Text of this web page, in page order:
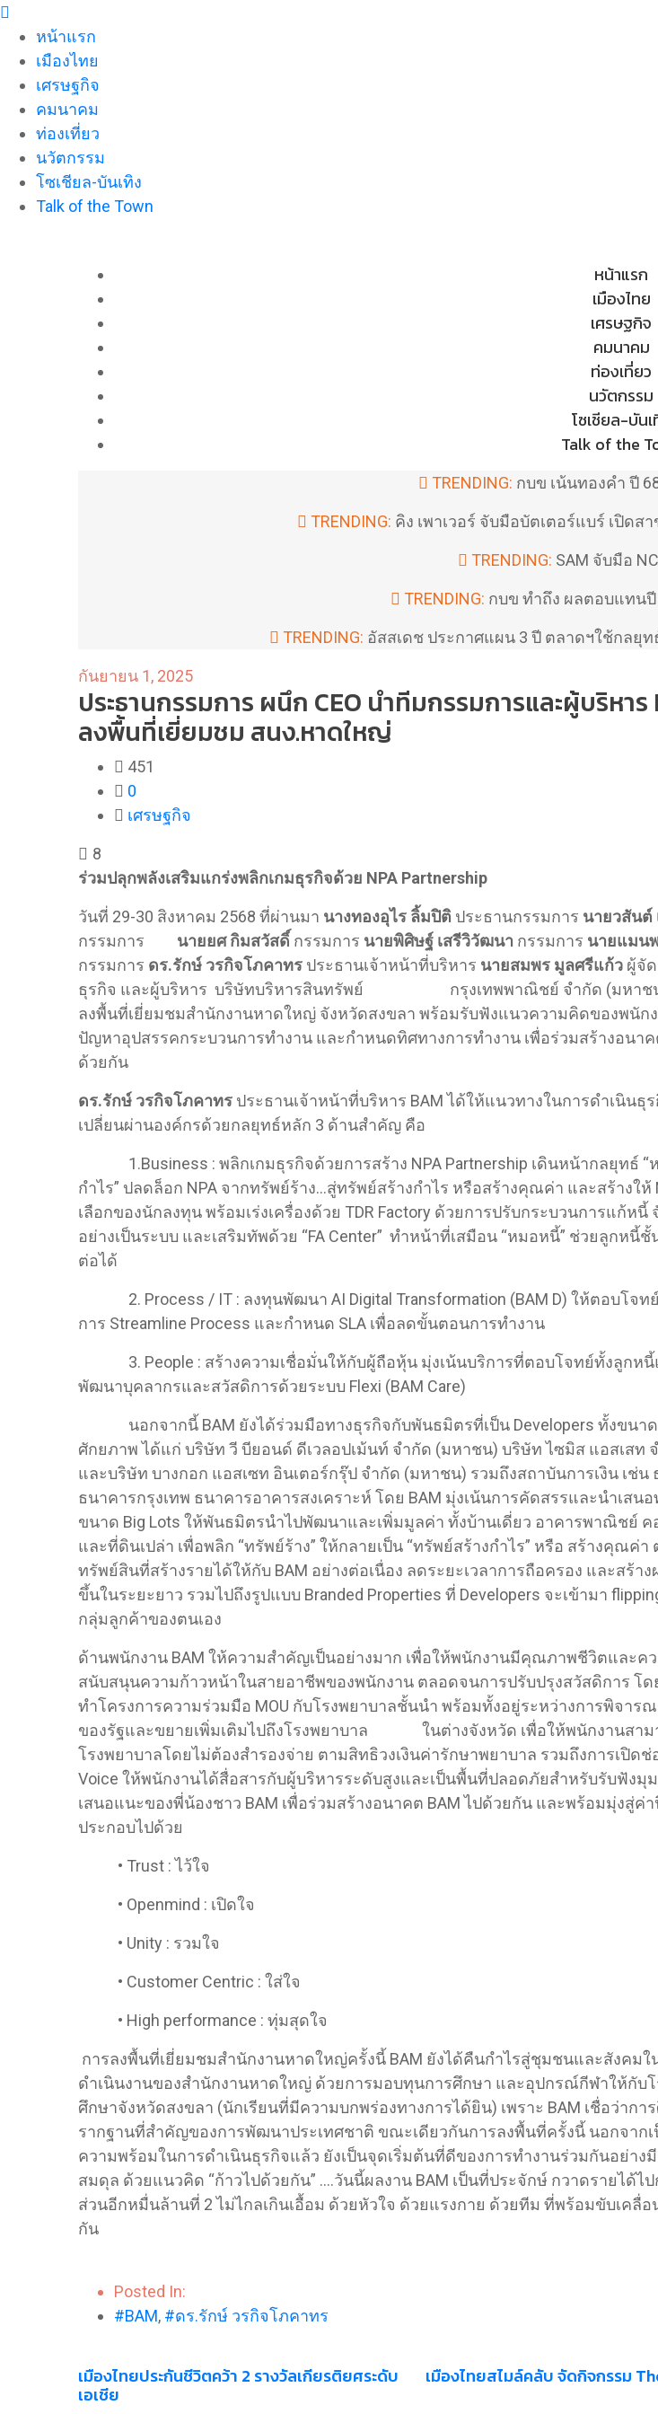
Skip
the
content
หน้าแรก
เมืองไทย
เศรษฐกิจ
คมนาคม
ท่องเที่ยว
นวัตกรรม
โซเชียล-บันเทิง
Talk of the Town
หน้าแรก
เมืองไทย
เศรษฐกิจ
คมนาคม
ท่องเที่ยว
นวัตกรรม
โซเชียล-บันเ
Talk of the
TRENDING: กบข เน้นทองคำ ปี
TRENDING: คิง เพาเวอร์ จับมือบัตเตอร์แบร์ เปิด
TRENDING: SAM จับมือ
TRENDING: กบข ทำถึง ผลตอบแทนปี
TRENDING: อัสสเดช ประกาศแผน 3 ปี ตลาดฯใช้กลยุท
กันยายน 1, 2025
ประธานกรรมการ ผนึก CEO นำทีมกรรมการและผู้บริหาร
ลงพื้นที่เยี่ยมชม สนง.หาดใหญ่
451
0
เศรษฐกิจ
8
ร่วมปลุกพลังเสริมแกร่งพลิกเกมธุรกิจด้วย NPA Partnership
วันที่ 29-30 สิงหาคม 2568 ที่ผ่านมา นางทองอุไร ลิ้มปิติ ประธานกรรมการ นายวสันต์
กรรมการ นายยศ กิมสวัสดิ์ กรรมการ นายพิศิษฐ์ เสรีวิวัฒนา กรรมการ นายแมน
กรรมการ ดร.รักษ์ วรกิจโภคาทร ประธานเจ้าหน้าที่บริหาร นายสมพร มูลศรีแก้ว ผู้จั
ธุรกิจ และผู้บริหาร บริษัทบริหารสินทรัพย์ กรุงเทพพาณิชย์ จำกัด (มหาชน)
ลงพื้นที่เยี่ยมชมสำนักงานหาดใหญ่ จังหวัดสงขลา พร้อมรับฟังแนวความคิดของพนัก
ปัญหาอุปสรรคกระบวนการทำงาน และกำหนดทิศทางการทำงาน เพื่อร่วมสร้าง
ด้วยกัน
ดร.รักษ์ วรกิจโภคาทร ประธานเจ้าหน้าที่บริหาร BAM ได้ให้แนวทางในการดำเนินธุ
เปลี่ยนผ่านองค์กรด้วยกลยุทธ์หลัก 3 ด้านสำคัญ คือ
1.Business : พลิกเกมธุรกิจด้วยการสร้าง NPA Partnership เดินหน้ากลยุทธ์ “
กำไร” ปลดล็อก NPA จากทรัพย์ร้าง…สู่ทรัพย์สร้างกำไร หรือสร้างคุณค่า และสร้างให้
เลือกของนักลงทุน พร้อมเร่งเครื่องด้วย TDR Factory ด้วยการปรับกระบวนการแก้ห
อย่างเป็นระบบ และเสริมทัพด้วย “FA Center” ทำหน้าที่เสมือน “หมอหนี้” ช่วยลูกหนี้
ต่อได้
2. Process / IT : ลงทุนพัฒนา AI Digital Transformation (BAM D) ให้ตอบโจท
การ Streamline Process และกำหนด SLA เพื่อลดขั้นตอนการทำงาน
3. People : สร้างความเชื่อมั่นให้กับผู้ถือหุ้น มุ่งเน้นบริการที่ตอบโจทย์ทั้งลูกหนี้
พัฒนาบุคลากรและสวัสดิการด้วยระบบ Flexi (BAM Care)
นอกจากนี้ BAM ยังได้ร่วมมือทางธุรกิจกับพันธมิตรที่เป็น Developers ทั้งขนาด
ศักยภาพ ได้แก่ บริษัท วี บียอนด์ ดีเวลอปเม้นท์ จำกัด (มหาชน) บริษัท ไซมิส แอสเสท
และบริษัท บางกอก แอสเซท อินเตอร์กรุ๊ป จำกัด (มหาชน) รวมถึงสถาบันการเงิน เช่น
ธนาคารกรุงเทพ ธนาคารอาคารสงเคราะห์ โดย BAM มุ่งเน้นการคัดสรรและนำเสนอ
ขนาด Big Lots ให้พันธมิตรนำไปพัฒนาและเพิ่มมูลค่า ทั้งบ้านเดี่ยว อาคารพาณิชย์ ค
และที่ดินเปล่า เพื่อพลิก “ทรัพย์ร้าง” ให้กลายเป็น “ทรัพย์สร้างกำไร” หรือ สร้างคุณค่า
ทรัพย์สินที่สร้างรายได้ให้กับ BAM อย่างต่อเนื่อง ลดระยะเวลาการถือครอง และสร้า
ขึ้นในระยะยาว รวมไปถึงรูปแบบ Branded Properties ที่ Developers จะเข้ามา
กลุ่มลูกค้าของตนเอง
ด้านพนักงาน BAM ให้ความสำคัญเป็นอย่างมาก เพื่อให้พนักงานมีคุณภาพชีวิตและค
สนับสนุนความก้าวหน้าในสายอาชีพของพนักงาน ตลอดจนการปรับปรุงสวัสดิการ โ
ทำโครงการความร่วมมือ MOU กับโรงพยาบาลชั้นนำ พร้อมทั้งอยู่ระหว่างการพิจาร
ของรัฐและขยายเพิ่มเติมไปถึงโรงพยาบาล ในต่างจังหวัด เพื่อให้พนักงานสาม
โรงพยาบาลโดยไม่ต้องสำรองจ่าย ตามสิทธิวงเงินค่ารักษาพยาบาล รวมถึงการเปิดช่
Voice ให้พนักงานได้สื่อสารกับผู้บริหารระดับสูงและเป็นพื้นที่ปลอดภัยสำหรับรับฟังมุ
เสนอแนะของพี่น้องชาว BAM เพื่อร่วมสร้างอนาคต BAM ไปด้วยกัน และพร้อมมุ่งสู่ค่า
ประกอบไปด้วย
​• Trust : ไว้ใจ
​• Openmind : เปิดใจ
​• Unity : รวมใจ
​• Customer Centric : ใส่ใจ
​• High performance : ทุ่มสุดใจ
การลงพื้นที่เยี่ยมชมสำนักงานหาดใหญ่ครั้งนี้ BAM ยังได้คืนกำไรสู่ชุมชนและสังคม
ดำเนินงานของสำนักงานหาดใหญ่ ด้วยการมอบทุนการศึกษา และอุปกรณ์กีฬาให้กับโ
ศึกษาจังหวัดสงขลา (นักเรียนที่มีความบกพร่องทางการได้ยิน) เพราะ BAM เชื่อว่ากา
รากฐานที่สำคัญของการพัฒนาประเทศชาติ ขณะเดียวกันการลงพื้นที่ครั้งนี้ นอกจากเ
ความพร้อมในการดำเนินธุรกิจแล้ว ยังเป็นจุดเริ่มต้นที่ดีของการทำงานร่วมกันอย่าง
สมดุล ด้วยแนวคิด “ก้าวไปด้วยกัน” ….วันนี้ผลงาน BAM เป็นที่ประจักษ์ กวาดรายได้ไ
ส่วนอีกหมื่นล้านที่ 2 ไม่ไกลเกินเอื้อม ด้วยหัวใจ ด้วยแรงกาย ด้วยทีม ที่พร้อมขับเคลื่อ
กัน
Posted In:
#BAM, #ดร.รักษ์ วรกิจโภคาทร
เมืองไทยประกันชีวิตคว้า 2 รางวัลเกียรติยศระดับ
เอเชีย
เมืองไทยสไมล์คลับ จัดกิจกรรม